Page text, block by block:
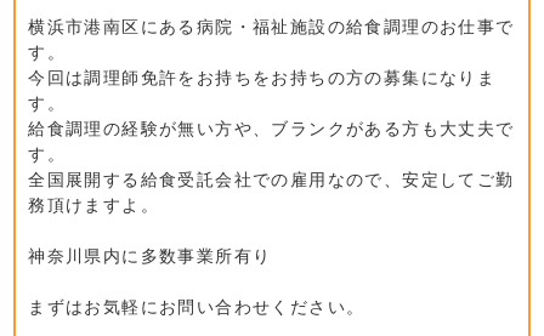
横浜市港南区にある病院・福祉施設の給食調理のお仕事で
す。
今回は調理師免許をお持ちをお持ちの方の募集になりま
す。
給食調理の経験が無い方や、ブランクがある方も大丈夫で
す。
全国展開する給食受託会社での雇用なので、安定してご勤
務頂けますよ。
神奈川県内に多数事業所有り
まずはお気軽にお問い合わせください。